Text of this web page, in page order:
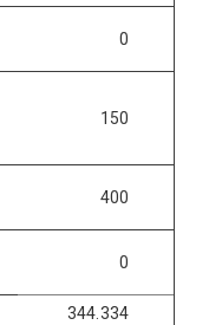
0
150
400
0
344.334